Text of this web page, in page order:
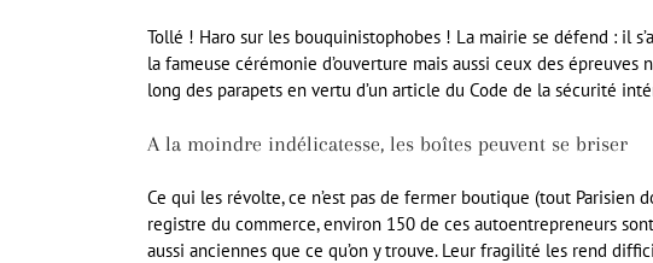
Tollé ! Haro sur les bouquinistophobes ! La mairie se défend : il
la fameuse cérémonie d’ouverture mais aussi ceux des
long des parapets en vertu d’un article du Code de la sécurité
A la moindre indélicatesse, les boîtes peuvent se briser
Ce qui les révolte, ce n’est pas de fermer boutique (tout
registre du commerce, environ 150 de ces autoentrepreneurs
aussi anciennes que ce qu’on y trouve. Leur fragilité les rend